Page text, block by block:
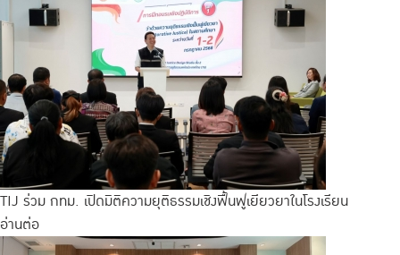
TIJ ร่วม กทม. เปิดมิติความยุติธรรมเชิงฟื้นฟูเยียวยาในโรงเรียน
อ่านต่อ